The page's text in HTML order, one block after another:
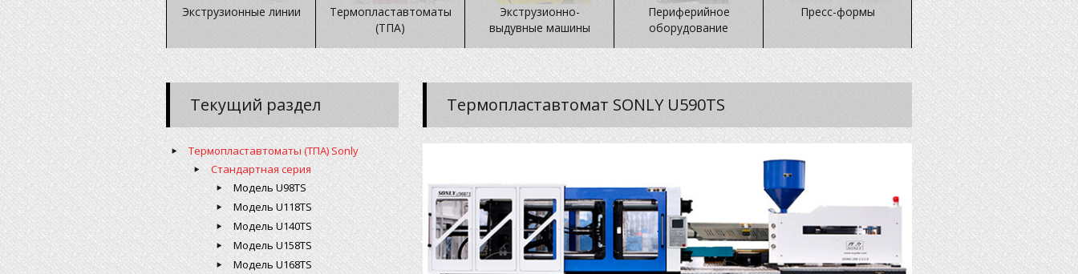
Экструзионные линии
Термопластавтоматы
(ТПА)
Экструзионно-
выдувные машины
Периферийное
оборудование
Пресс-формы
Текущий раздел
Термопластавтоматы (ТПА) Sonly
Стандартная серия
Модель U98TS
Модель U118TS
Модель U140TS
Модель U158TS
Модель U168TS
Термопластавтомат SONLY U590TS